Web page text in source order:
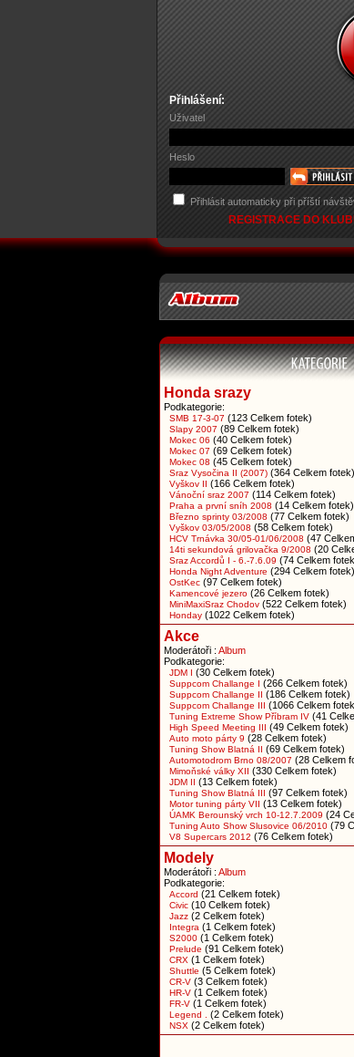
Přihlášení:
Uživatel
Heslo
Přihlásit automaticky při příští
REGISTRACE DO
Honda srazy
Podkategorie:
SMB 17-3-07 (123 Celkem fotek)
Slapy 2007 (89 Celkem fotek)
Mokec 06 (40 Celkem fotek)
Mokec 07 (69 Celkem fotek)
Mokec 08 (45 Celkem fotek)
Sraz Vysočina II (2007) (364 Celkem fotek)
Vyškov II (166 Celkem fotek)
Vánoční sraz 2007 (114 Celkem fotek)
Praha a první sníh 2008 (14 Celkem fotek)
Březno sprinty 03/2008 (77 Celkem fotek)
Vyškov 03/05/2008 (58 Celkem fotek)
HCV Trnávka 30/05-01/06/2008 (47
14ti sekundová grilovačka 9/2008 (20
Sraz Accordů I - 6.-7.6.09 (74 Celkem
Honda Night Adventure (294 Celkem fotek)
OstKec (97 Celkem fotek)
Kamencové jezero (26 Celkem fotek)
MiniMaxiSraz Chodov (522 Celkem fotek)
Honday (1022 Celkem fotek)
Akce
Moderátoři : Album
Podkategorie:
JDM I (30 Celkem fotek)
Suppcom Challange I (266 Celkem fotek)
Suppcom Challange II (186 Celkem fotek)
Suppcom Challange III (1066 Celkem
Tuning Extreme Show Příbram IV (41
High Speed Meeting III (49 Celkem fotek)
Auto moto párty 9 (28 Celkem fotek)
Tuning Show Blatná II (69 Celkem fotek)
Automotodrom Brno 08/2007 (28 Celkem
Mimoňské války XII (330 Celkem fotek)
JDM II (13 Celkem fotek)
Tuning Show Blatná III (97 Celkem fotek)
Motor tuning párty VII (13 Celkem fotek)
ÚAMK Berounský vrch 10-12.7.2009 (24
Tuning Auto Show Slusovice 06/2010 (79
V8 Supercars 2012 (76 Celkem fotek)
Modely
Moderátoři : Album
Podkategorie:
Accord (21 Celkem fotek)
Civic (10 Celkem fotek)
Jazz (2 Celkem fotek)
Integra (1 Celkem fotek)
S2000 (1 Celkem fotek)
Prelude (91 Celkem fotek)
CRX (1 Celkem fotek)
Shuttle (5 Celkem fotek)
CR-V (3 Celkem fotek)
HR-V (1 Celkem fotek)
FR-V (1 Celkem fotek)
Legend . (2 Celkem fotek)
NSX (2 Celkem fotek)